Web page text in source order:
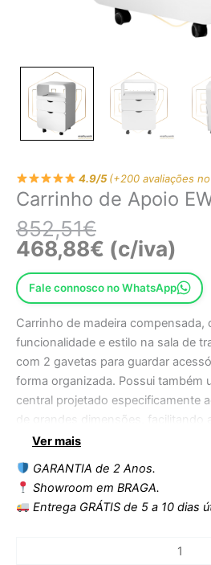
4.9/5(+200 avaliações
Carrinho de Apoio
852,51€
468,88€ (c/iva)
Fale connosco no WhatsApp
Carrinho de madeira compensada,
funcionalidade e estilo na sala de
com 2 gavetas para guardar
forma organizada. Possui também
central projetado especificamente
de grandes dimensões, facilitando
de trabalho. Ideal para centros de
Ver mais
GARANTIA de 2 Anos.
Showroom em BRAGA.
Entrega GRÁTIS de 5 a 10 dias